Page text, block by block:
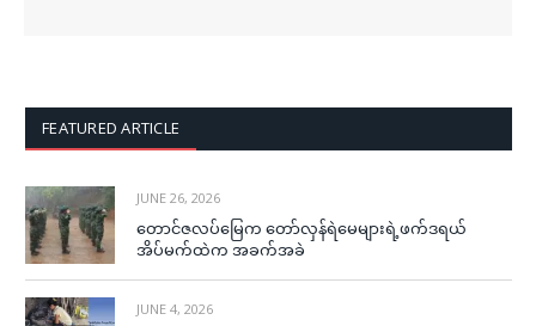
FEATURED ARTICLE
JUNE 26, 2026
တောင်ဇလပ်မြေက တော်လှန်ရဲမေများရဲ့ဖက်ဒရယ်
အိပ်မက်ထဲက အခက်အခဲ
JUNE 4, 2026